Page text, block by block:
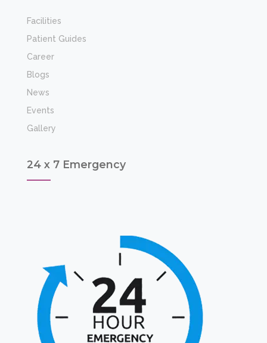
Facilities
Patient Guides
Career
Blogs
News
Events
Gallery
24 x 7 Emergency